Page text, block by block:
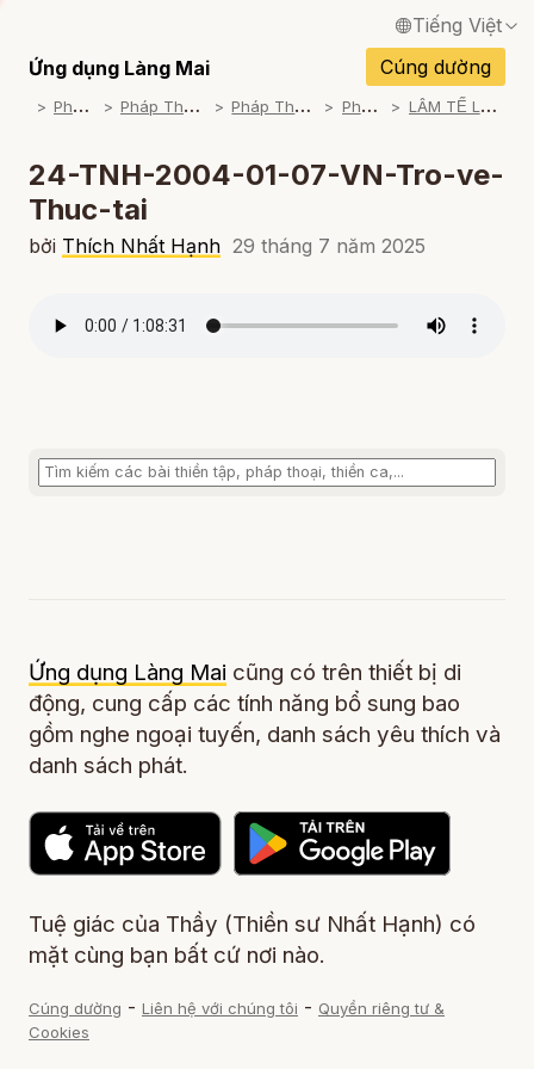
Tiếng Việt
English / Tiếng Anh
Français / Tiếng Pháp
Español / Tiếng Tây Ban Nha
Italiano / Tiếng Ý
Ứng dụng Làng Mai
Cúng dường
P
háp Thoại P
háp Thoại Thiền Sư Thích Nhất Hạnh P
háp Thoại Theo Bộ An Cư Kiết Đông P
háp Thoại Mp3 L
ÂM TẾ LỤC - NGƯỜI VÔ SỰ (2003-2004)
24-TNH-2004-01-07-VN-Tro-ve-
Thuc-tai
bởi Thích Nhất Hạnh 29 tháng 7 năm 2025
Ứng dụng Làng Mai cũng có trên thiết bị di
động, cung cấp các tính năng bổ sung bao
gồm nghe ngoại tuyến, danh sách yêu thích và
danh sách phát.
Tuệ giác của Thầy (Thiền sư Nhất Hạnh) có
mặt cùng bạn bất cứ nơi nào.
Cúng dường - Liên hệ với chúng tôi - Quyền riêng tư &
Cookies